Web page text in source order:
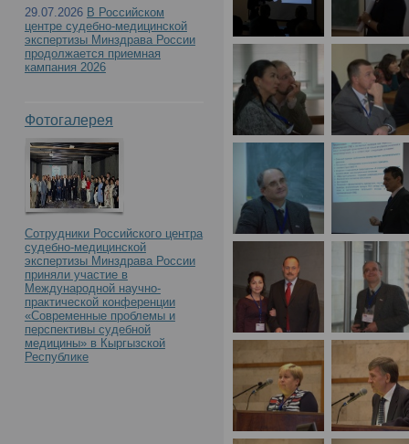
29.07.2026 В Российском
центре судебно-медицинской
экспертизы Минздрава России
продолжается приемная
кампания 2026
Фотогалерея
Сотрудники Российского центра
судебно-медицинской
экспертизы Минздрава России
приняли участие в
Международной научно-
практической конференции
«Современные проблемы и
перспективы судебной
медицины» в Кыргызской
Республике